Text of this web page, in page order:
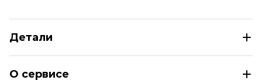
Детали
О сервисе